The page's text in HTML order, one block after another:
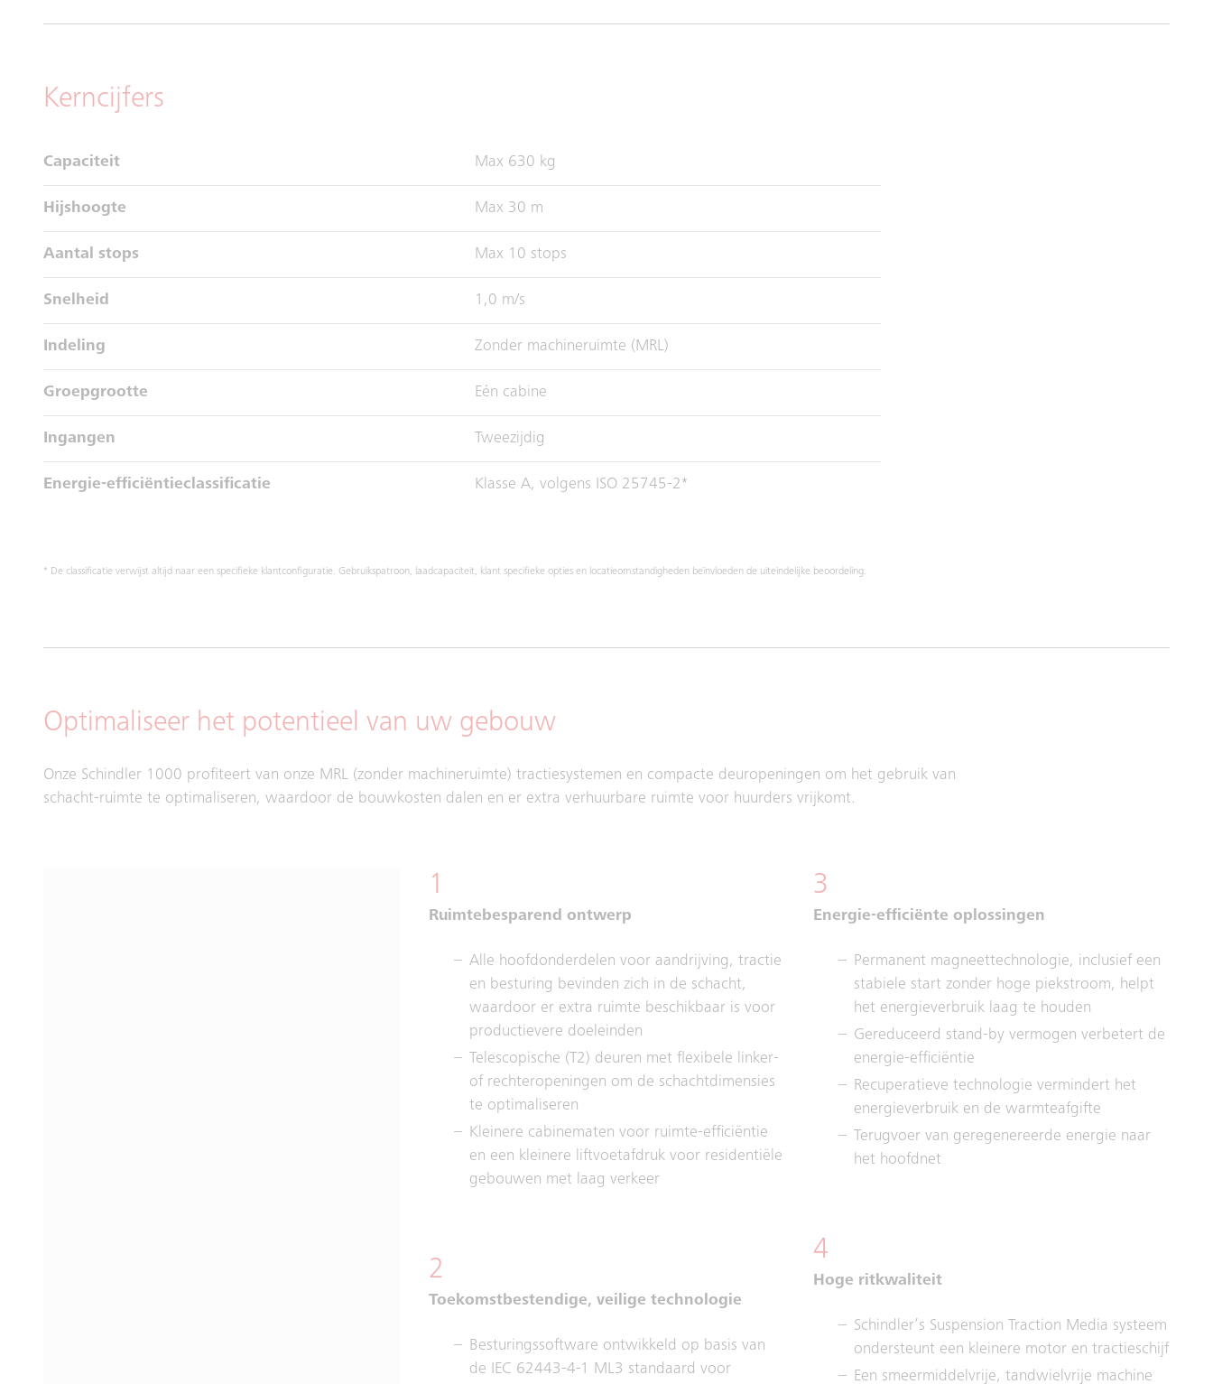
Kerncijfers
Capaciteit Max 630 kg
Hijshoogte Max 30 m
Aantal stops Max 10 stops
Snelheid 1,0 m/s
Indeling Zonder machineruimte (MRL)
Groepgrootte Eén cabine
Ingangen Tweezijdig
Energie-efficiëntieclassificatie Klasse A, volgens ISO 25745-2*
* De classificatie verwijst altijd naar een specifieke klantconfiguratie. Gebruikspatroon, laadcapaciteit, klant specifieke opties en locatieomstandigheden beïnvloeden de uiteindelijke beoordeling.
Optimaliseer het potentieel van uw gebouw
Onze Schindler 1000 profiteert van onze MRL (zonder machineruimte) tractiesystemen en compacte deuropeningen om het gebruik van
schacht-ruimte te optimaliseren, waardoor de bouwkosten dalen en er extra verhuurbare ruimte voor huurders vrijkomt.
1
Ruimtebesparend ontwerp
Alle hoofdonderdelen voor aandrijving, tractie
en besturing bevinden zich in de schacht,
waardoor er extra ruimte beschikbaar is voor
productievere doeleinden
Telescopische (T2) deuren met flexibele linker-
of rechteropeningen om de schachtdimensies
te optimaliseren
Kleinere cabinematen voor ruimte-efficiëntie
en een kleinere liftvoetafdruk voor residentiële
gebouwen met laag verkeer
2
Toekomstbestendige, veilige technologie
Besturingssoftware ontwikkeld op basis van
de IEC 62443-4-1 ML3 standaard voor
3
Energie-efficiënte oplossingen
Permanent magneettechnologie, inclusief een
stabiele start zonder hoge piekstroom, helpt
het energieverbruik laag te houden
Gereduceerd stand-by vermogen verbetert de
energie-efficiëntie
Recuperatieve technologie vermindert het
energieverbruik en de warmteafgifte
Terugvoer van geregenereerde energie naar
het hoofdnet
4
Hoge ritkwaliteit
Schindler’s Suspension Traction Media systeem
ondersteunt een kleinere motor en tractieschijf
Een smeermiddelvrije, tandwielvrije machine